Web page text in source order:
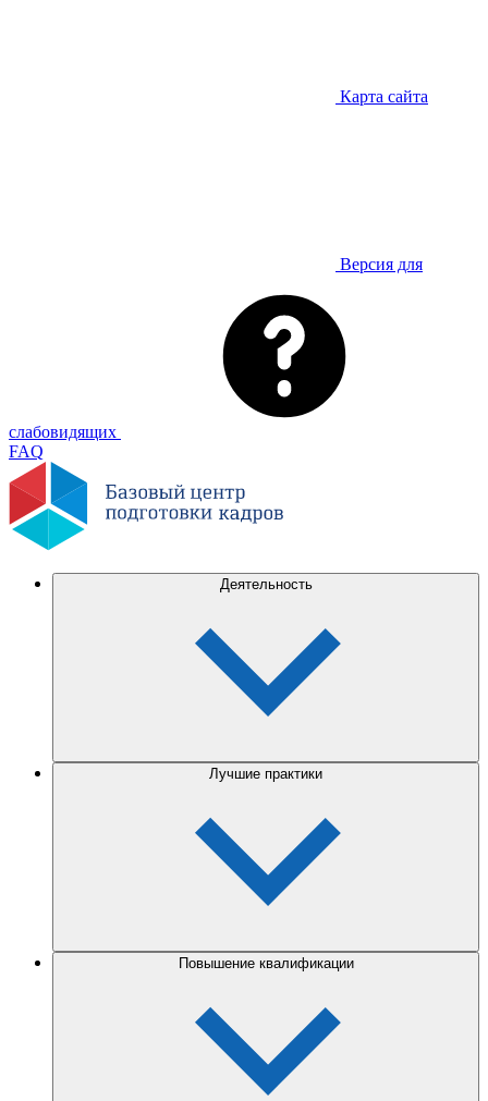
Карта сайта
Версия для
слабовидящих
FAQ
Деятельность
Лучшие практики
Повышение квалификации